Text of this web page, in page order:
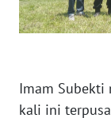
Imam Subekti
kali ini
WN
CIREBON